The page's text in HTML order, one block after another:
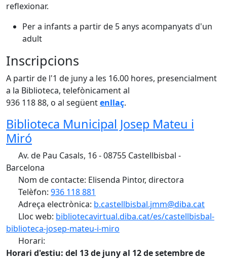
reflexionar.
Per a infants a partir de 5 anys acompanyats d'un
adult
Inscripcions
A partir de l'1 de juny a les 16.00 hores, presencialment
a la Biblioteca, telefònicament al
936 118 88, o al següentenllaç.
Biblioteca Municipal Josep Mateu i
Miró
Av. de Pau Casals, 16 - 08755 Castellbisbal -
Barcelona
Nom de contacte: Elisenda Pintor, directora
Telèfon: 936 118 881
Adreça electrònica: b.castellbisbal.jmm@diba.cat
Lloc web: bibliotecavirtual.diba.cat/es/castellbisbal-
biblioteca-josep-mateu-i-miro
Horari:
Horari d'estiu: del 13 de juny al 12 de setembre de